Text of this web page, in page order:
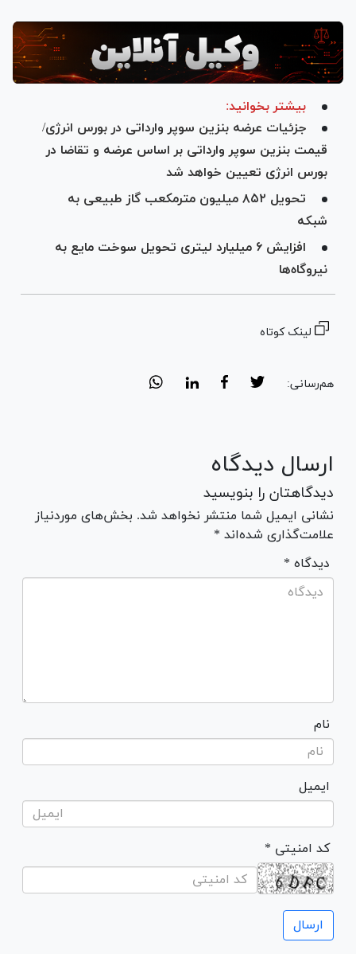
بیشتر بخوانید:
جزئیات عرضه بنزین سوپر وارداتی در بورس انرژی/
قیمت بنزین سوپر وارداتی بر اساس عرضه و تقاضا در
بورس انرژی تعیین خواهد شد
تحویل ۸۵۲ میلیون مترمکعب گاز طبیعی به
شبکه
افزایش ۶ میلیارد لیتری تحویل سوخت مایع به
نیروگاه‌ها
لینک کوتاه
هم‌رسانی:
ارسال دیدگاه
دیدگاهتان را بنویسید
نشانی ایمیل شما منتشر نخواهد شد. بخش‌های موردنیاز
علامت‌گذاری شده‌اند *
* دیدگاه
نام
ایمیل
* کد امنیتی